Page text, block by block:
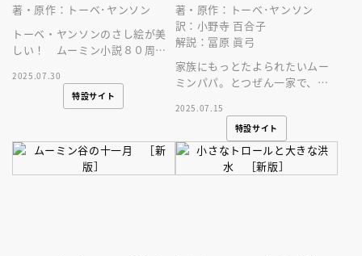
著・原作：トーベ･ヤンソン
トーベ・ヤンソンのさし絵が美
しい！ ムーミン小説８０周年
ミン（全９巻）がおさめられた
ＢＯＸが登場
2025.07.30
特設サイト
著・原作：トーベ･ヤンソン
訳：小野寺 百合子
解説：冨原 眞弓
家族にもっとたよられたいムー
ミンパパ。とつぜん一家で、離
2025.07.15
特設サイト